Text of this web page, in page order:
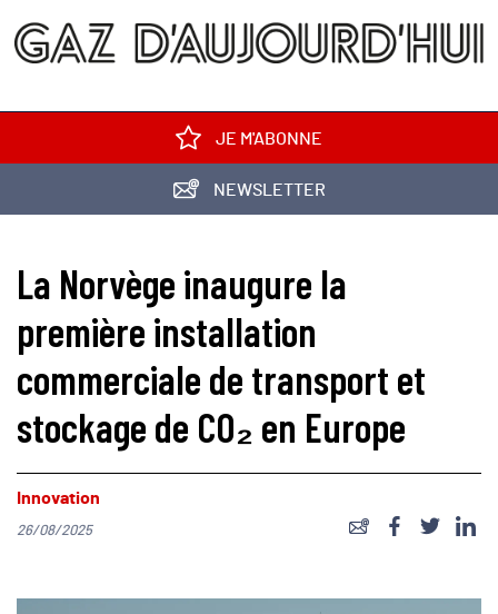
JE M'ABONNE
NEWSLETTER
La Norvège inaugure la
première installation
commerciale de transport et
stockage de CO₂ en Europe
Innovation
26/08/2025